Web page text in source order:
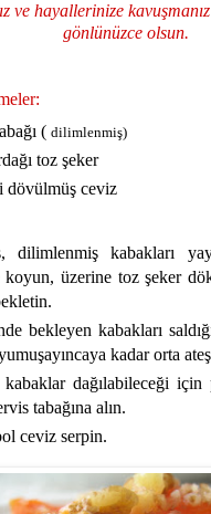
ve hayallerinize
gönlünüzce olsun.
( dilimlenmiş)
toz şeker
dövülmüş ceviz
dilimlenmiş kabakları
koyun, üzerine toz şeker
bekleyen kabakları
kadar orta
kabaklar dağılabileceği için
tabağına alın.
ceviz serpin.